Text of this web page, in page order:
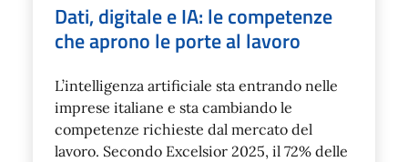
Dati, digitale e IA: le competenze
che aprono le porte al lavoro
L’intelligenza artificiale sta entrando nelle
imprese italiane e sta cambiando le
competenze richieste dal mercato del
lavoro. Secondo Excelsior 2025, il 72% delle